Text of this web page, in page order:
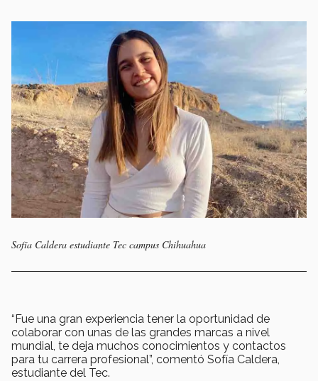
Sofía Caldera estudiante Tec campus Chihuahua
“Fue una gran experiencia tener la oportunidad de
colaborar con unas de las grandes marcas a nivel
mundial, te deja muchos conocimientos y contactos
para tu carrera profesional”, comentó Sofía Caldera,
estudiante del Tec.